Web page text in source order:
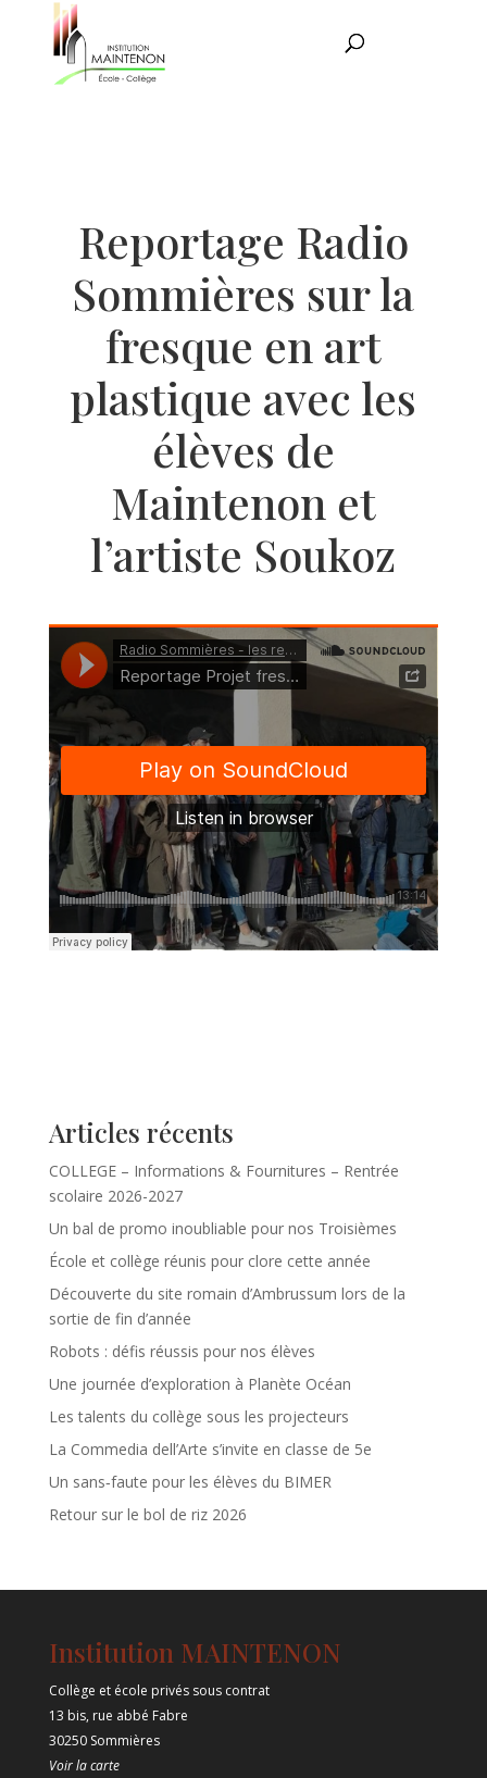
Reportage Radio
Sommières sur la
fresque en art
plastique avec les
élèves de
Maintenon et
l’artiste Soukoz
Articles récents
COLLEGE – Informations & Fournitures – Rentrée
scolaire 2026-2027
Un bal de promo inoubliable pour nos Troisièmes
École et collège réunis pour clore cette année
Découverte du site romain d’Ambrussum lors de la
sortie de fin d’année
Robots : défis réussis pour nos élèves
Une journée d’exploration à Planète Océan
Les talents du collège sous les projecteurs
La Commedia dell’Arte s’invite en classe de 5e
Un sans‑faute pour les élèves du BIMER
Retour sur le bol de riz 2026
Institution MAINTENON
Collège et école privés sous contrat
13 bis, rue abbé Fabre
30250 Sommières
Voir la carte